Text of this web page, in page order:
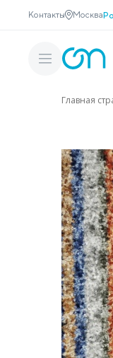
Контакты Москва
Главная